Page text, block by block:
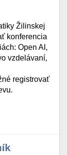
Žilinskej
konferencia
Open AI,
vzdelávaní,
registrovať